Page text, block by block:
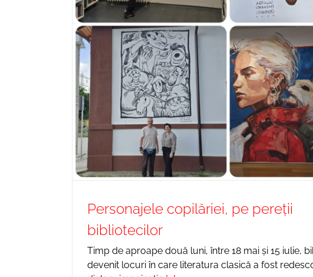
Personajele copilăriei, pe pereții
bibliotecilor
Timp de aproape două luni, între 18 mai și 15 iulie,
devenit locuri în care literatura clasică a fost